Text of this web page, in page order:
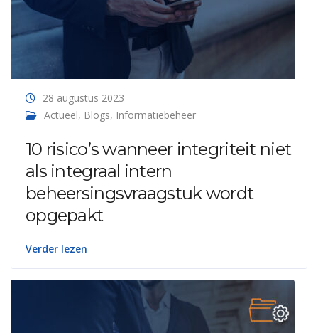
28 augustus 2023
Actueel, Blogs, Informatiebeheer
10 risico’s wanneer integriteit niet
als integraal intern
beheersingsvraagstuk wordt
opgepakt
Verder lezen